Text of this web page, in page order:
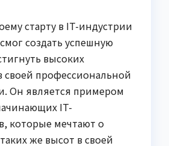
старту в IT-индустрии
создать успешную
высоких
своей профессиональной
Он является примером
IT-
которые мечтают о
же высот в своей